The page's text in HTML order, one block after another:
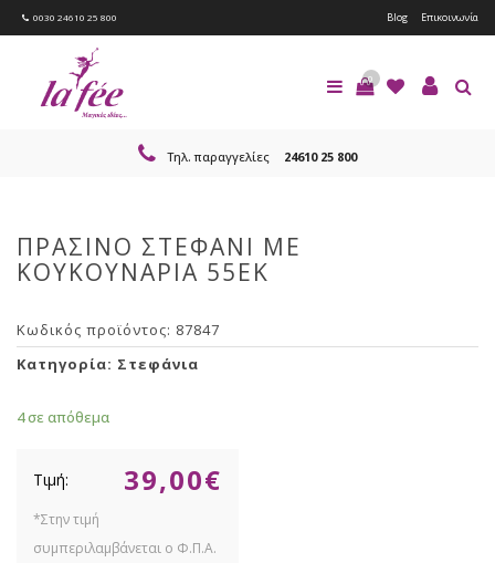
0030 24610 25 800 Blog Επικοινωνία
0
Τηλ. παραγγελίες 24610 25 800
ΠΡΑΣΙΝΟ ΣΤΕΦΑΝΙ ΜΕ
ΚΟΥΚΟΥΝΑΡΙΑ 55EK
Κωδικός προϊόντος: 87847
Κατηγορία: Στεφάνια
4 σε απόθεμα
39,00€